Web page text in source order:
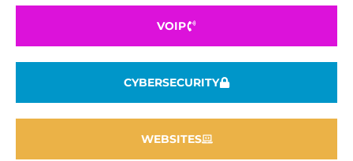
VOIP
CYBERSECURITY
WEBSITES